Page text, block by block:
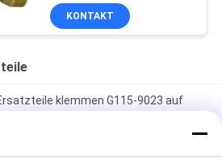
KONTAKT
klemmen G115-9023 auf
Ersatzteil-Klammer